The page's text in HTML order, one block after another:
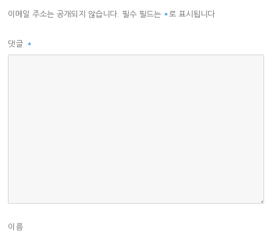
이메일 주소는 공개되지 않습니다. 필수 필드는 *로 표시됩니다
댓글 *
이름